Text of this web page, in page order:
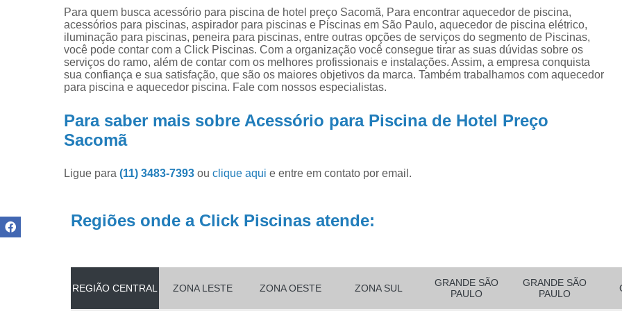
Produtos para
limpar piscina
Produtos para
piscinas
Reparo de
filtros de
Aquecedor para Piscinas
Bombas para
Equipamento para Aquecer Piscina
Equipamentos para Aspirar Piscina
Equipamentos para Piscina
Equipamentos para Piscinas
Filtro de Poliéster para Piscina
Filtro para Piscina
Filtro para Piscina de 3000 Litros
Para quem busca acessório para piscina de hotel preço Sacomã, Para encontrar aquecedor de piscina,
acessórios para piscinas, aspirador para piscinas e Piscinas em São Paulo, aquecedor de piscina elétrico,
iluminação para piscinas, peneira para piscinas, entre outras opções de serviços do segmento de Piscinas,
você pode contar com a Click Piscinas. Com a organização você consegue tirar as suas dúvidas sobre os
serviços do ramo, além de contar com os melhores profissionais e instalações. Assim, a empresa conquista
sua confiança e sua satisfação, que são os maiores objetivos da marca. Também trabalhamos com aquecedor
para piscina e aquecedor piscina. Fale com nossos especialistas.
Para saber mais sobre Acessório para Piscina de Hotel Preço
Sacomã
Ligue para (11) 3483-7393 ou clique aqui e entre em contato por email.
Regiões onde a Click Piscinas atende:
REGIÃO CENTRAL ZONA LESTE ZONA OESTE ZONA SUL
GRANDE SÃO
PAULO
GRANDE SÃO
PAULO